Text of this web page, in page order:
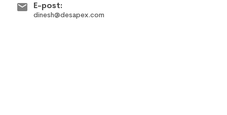
E-post:
dinesh@desapex.com